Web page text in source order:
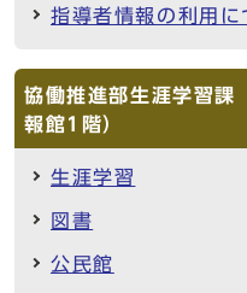
指導者情報の利用に
協働推進部生涯学習
報館1階）
生涯学習
図書
公民館